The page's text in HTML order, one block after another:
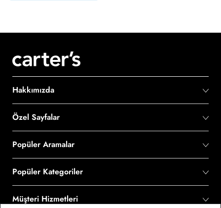
Hakkımızda
Özel Sayfalar
Popüler Aramalar
Popüler Kategoriler
Müşteri Hizmetleri